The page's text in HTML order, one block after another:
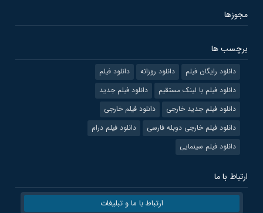
مجوزها
برچسب ها
دانلود رایگان فیلم دانلود روزانه
دانلود فیلم
دانلود فیلم با لینک مستقیم
دانلود فیلم جدید
دانلود فیلم جدید خارجی
دانلود فیلم خارجی
دانلود فیلم خارجی دوبله فارسی
دانلود فیلم درام
دانلود فیلم سینمایی
ارتباط با ما
ارتباط با ما و تبلیغات